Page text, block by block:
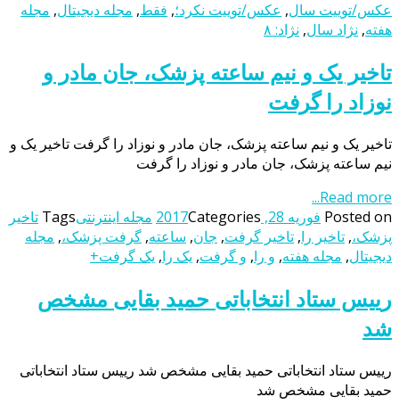
عکس/توييت سال, عکس/توييت نكرد؛, فقط, مجله دیجیتال, مجله
هفته, نژاد سال, نژاد: ٨
تاخیر یک و نیم ساعته پزشک، جان مادر و
نوزاد را گرفت
تاخیر یک و نیم ساعته پزشک، جان مادر و نوزاد را گرفت تاخیر یک و
نیم ساعته پزشک، جان مادر و نوزاد را گرفت
Read more...
Posted on فوریه 28, 2017 Categories مجله اینترنتیTags تاخیر
پزشک،, تاخیر را, تاخیر گرفت, جان, ساعته, گرفت پزشک،, مجله
دیجیتال, مجله هفته, و را, و گرفت, یک را, یک گرفت+
رییس ستاد انتخاباتی حمید بقایی مشخص
شد
رییس ستاد انتخاباتی حمید بقایی مشخص شد رییس ستاد انتخاباتی
حمید بقایی مشخص شد